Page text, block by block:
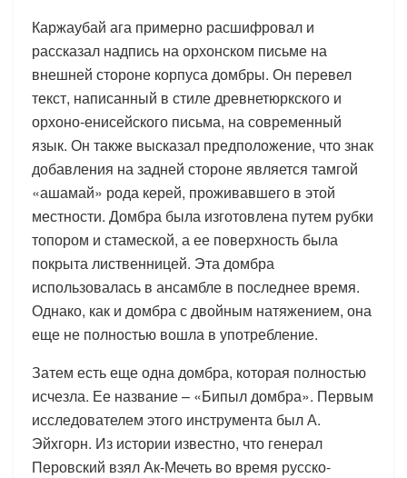
Каржаубай ага примерно расшифровал и
рассказал надпись на орхонском письме на
внешней стороне корпуса домбры. Он перевел
текст, написанный в стиле древнетюркского и
орхоно-енисейского письма, на современный
язык. Он также высказал предположение, что знак
добавления на задней стороне является тамгой
«ашамай» рода керей, проживавшего в этой
местности. Домбра была изготовлена путем рубки
топором и стамеской, а ее поверхность была
покрыта лиственницей. Эта домбра
использовалась в ансамбле в последнее время.
Однако, как и домбра с двойным натяжением, она
еще не полностью вошла в употребление.
Затем есть еще одна домбра, которая полностью
исчезла. Ее название – «Бипыл домбра». Первым
исследователем этого инструмента был А.
Эйхгорн. Из истории известно, что генерал
Перовский взял Ак-Мечеть во время русско-